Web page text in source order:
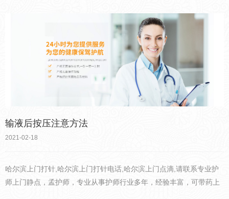
输液后按压注意方法
2021-02-18
哈尔滨上门打针,哈尔滨上门打针电话,哈尔滨上门点滴,请联系专业护
师上门静点，孟护师，专业从事护师行业多年，经验丰富，可带药上